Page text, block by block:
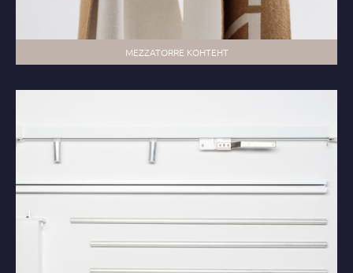
MEZZATORRE КОНТЕНТ